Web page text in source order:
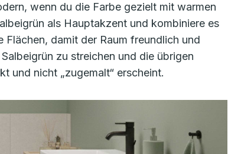
wenn du die Farbe gezielt mit warmen
als Hauptakzent und kombiniere es
damit der Raum freundlich und
zu streichen und die übrigen
und nicht „zugemalt“ erscheint.